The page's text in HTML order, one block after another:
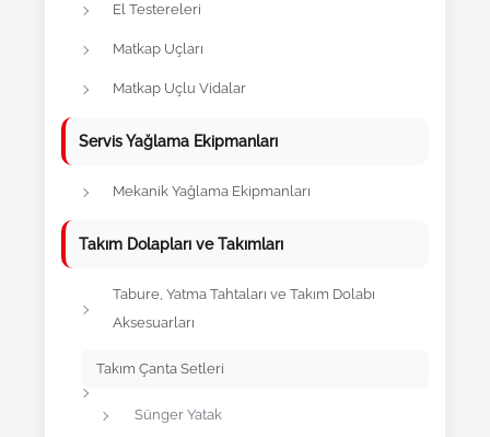
El Testereleri
Matkap Uçları
Matkap Uçlu Vidalar
Servis Yağlama Ekipmanları
Mekanik Yağlama Ekipmanları
Takım Dolapları ve Takımları
Tabure, Yatma Tahtaları ve Takım Dolabı
Aksesuarları
Takım Çanta Setleri
Sünger Yatak